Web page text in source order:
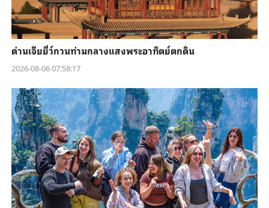
ด่านเจียยี่ว์กวนท่ามกลางแสงพระอาทิตย์ตกดิน
2026-08-06 07:58:17